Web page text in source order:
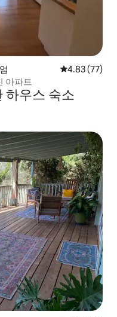
평점 4.83점(5
4.83 (77)
아파트
하우스 숙소